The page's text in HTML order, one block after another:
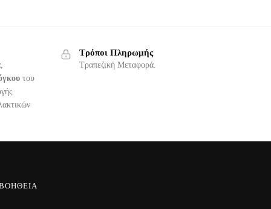
του
Τρόποι Πληρωμής
Τραπεζική Μεταφορά.